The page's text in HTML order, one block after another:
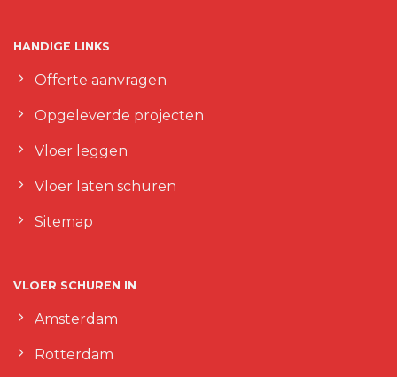
HANDIGE LINKS
Offerte aanvragen
Opgeleverde projecten
Vloer leggen
Vloer laten schuren
Sitemap
VLOER SCHUREN IN
Amsterdam
Rotterdam